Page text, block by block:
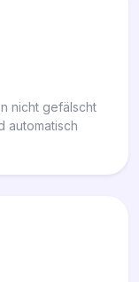
nicht gefälscht
automatisch